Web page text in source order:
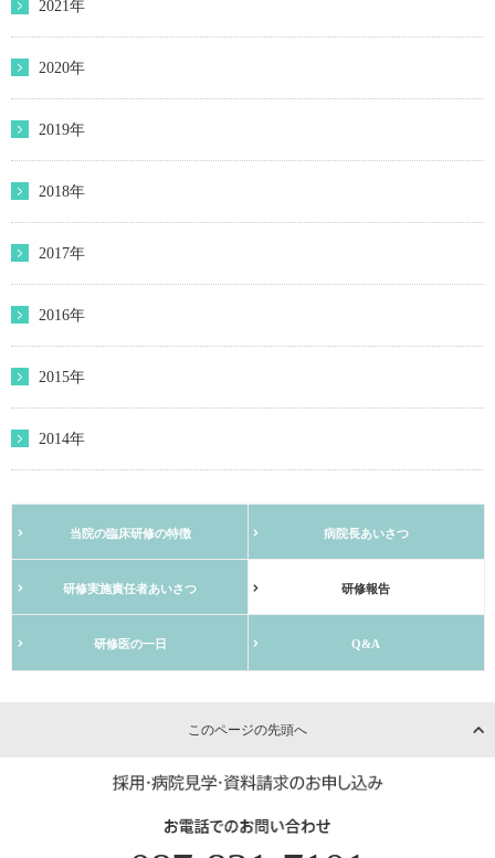
2021年
2020年
2019年
2018年
2017年
2016年
2015年
2014年
当院の臨床研修の特徴 病院長あいさつ
研修実施責任者あいさつ 研修報告
研修医の一日 Q&A
このページの先頭へ